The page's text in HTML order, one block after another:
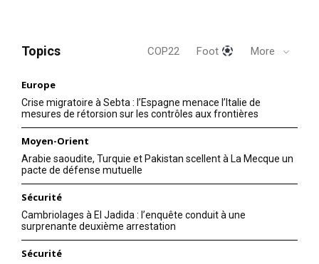
Topics COP22 Foot More
Europe
Crise migratoire à Sebta : l’Espagne menace l’Italie de
mesures de rétorsion sur les contrôles aux frontières
Moyen-Orient
Arabie saoudite, Turquie et Pakistan scellent à La Mecque un
pacte de défense mutuelle
Sécurité
Cambriolages à El Jadida : l’enquête conduit à une
surprenante deuxième arrestation
Sécurité